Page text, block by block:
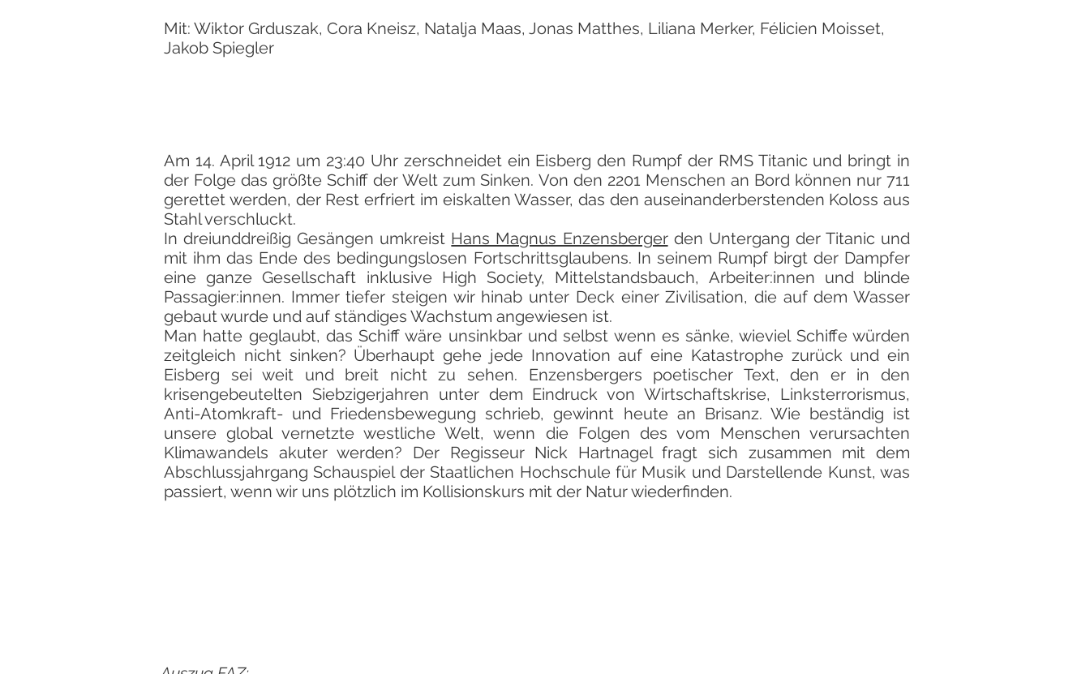
Mit: Wiktor Grduszak, Cora Kneisz, Natalja Maas, Jonas Matthes, Liliana Merker, Félicien Moisset,
Jakob Spiegler
Am 14. April 1912 um 23:40 Uhr zerschneidet ein Eisberg den Rumpf der RMS Titanic und bringt in
der Folge das größte Schiff der Welt zum Sinken. Von den 2201 Menschen an Bord können nur 711
gerettet werden, der Rest erfriert im eiskalten Wasser, das den auseinanderberstenden Koloss aus
Stahl verschluckt.
In dreiunddreißig Gesängen umkreist Hans Magnus Enzensbergerden Untergang der Titanic und
mit ihm das Ende des bedingungslosen Fortschrittsglaubens. In seinem Rumpf birgt der Dampfer
eine ganze Gesellschaft inklusive High Society, Mittelstandsbauch, Arbeiter:innen und blinde
Passagier:innen. Immer tiefer steigen wir hinab unter Deck einer Zivilisation, die auf dem Wasser
gebaut wurde und auf ständiges Wachstum angewiesen ist.
Man hatte geglaubt, das Schiff wäre unsinkbar und selbst wenn es sänke, wieviel Schiffe würden
zeitgleich nicht sinken? Überhaupt gehe jede Innovation auf eine Katastrophe zurück und ein
Eisberg sei weit und breit nicht zu sehen. Enzensbergers poetischer Text, den er in den
krisengebeutelten Siebzigerjahren unter dem Eindruck von Wirtschaftskrise, Linksterrorismus,
Anti-Atomkraft- und Friedensbewegung schrieb, gewinnt heute an Brisanz. Wie beständig ist
unsere global vernetzte westliche Welt, wenn die Folgen des vom Menschen verursachten
Klimawandels akuter werden? Der Regisseur Nick Hartnagel fragt sich zusammen mit dem
Abschlussjahrgang Schauspiel der Staatlichen Hochschule für Musik und Darstellende Kunst, was
passiert, wenn wir uns plötzlich im Kollisionskurs mit der Natur wiederfinden.